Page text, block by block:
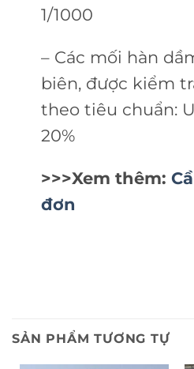
1/1000
– Các mối hàn
biên, đư­ợc kiểm
theo tiêu chuẩn:
20%
>>>Xem thêm:
đơn
SẢN PHẨM TƯƠNG TỰ